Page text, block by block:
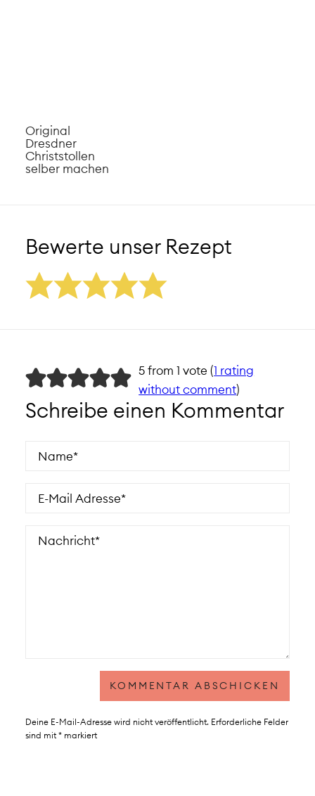
Original
Dresdner
Christstollen
selber machen
Bewerte unser Rezept
5 from 1 vote (1 rating
without comment)
Schreibe einen Kommentar
Deine E-Mail-Adresse wird nicht veröffentlicht. Erforderliche Felder
sind mit *markiert